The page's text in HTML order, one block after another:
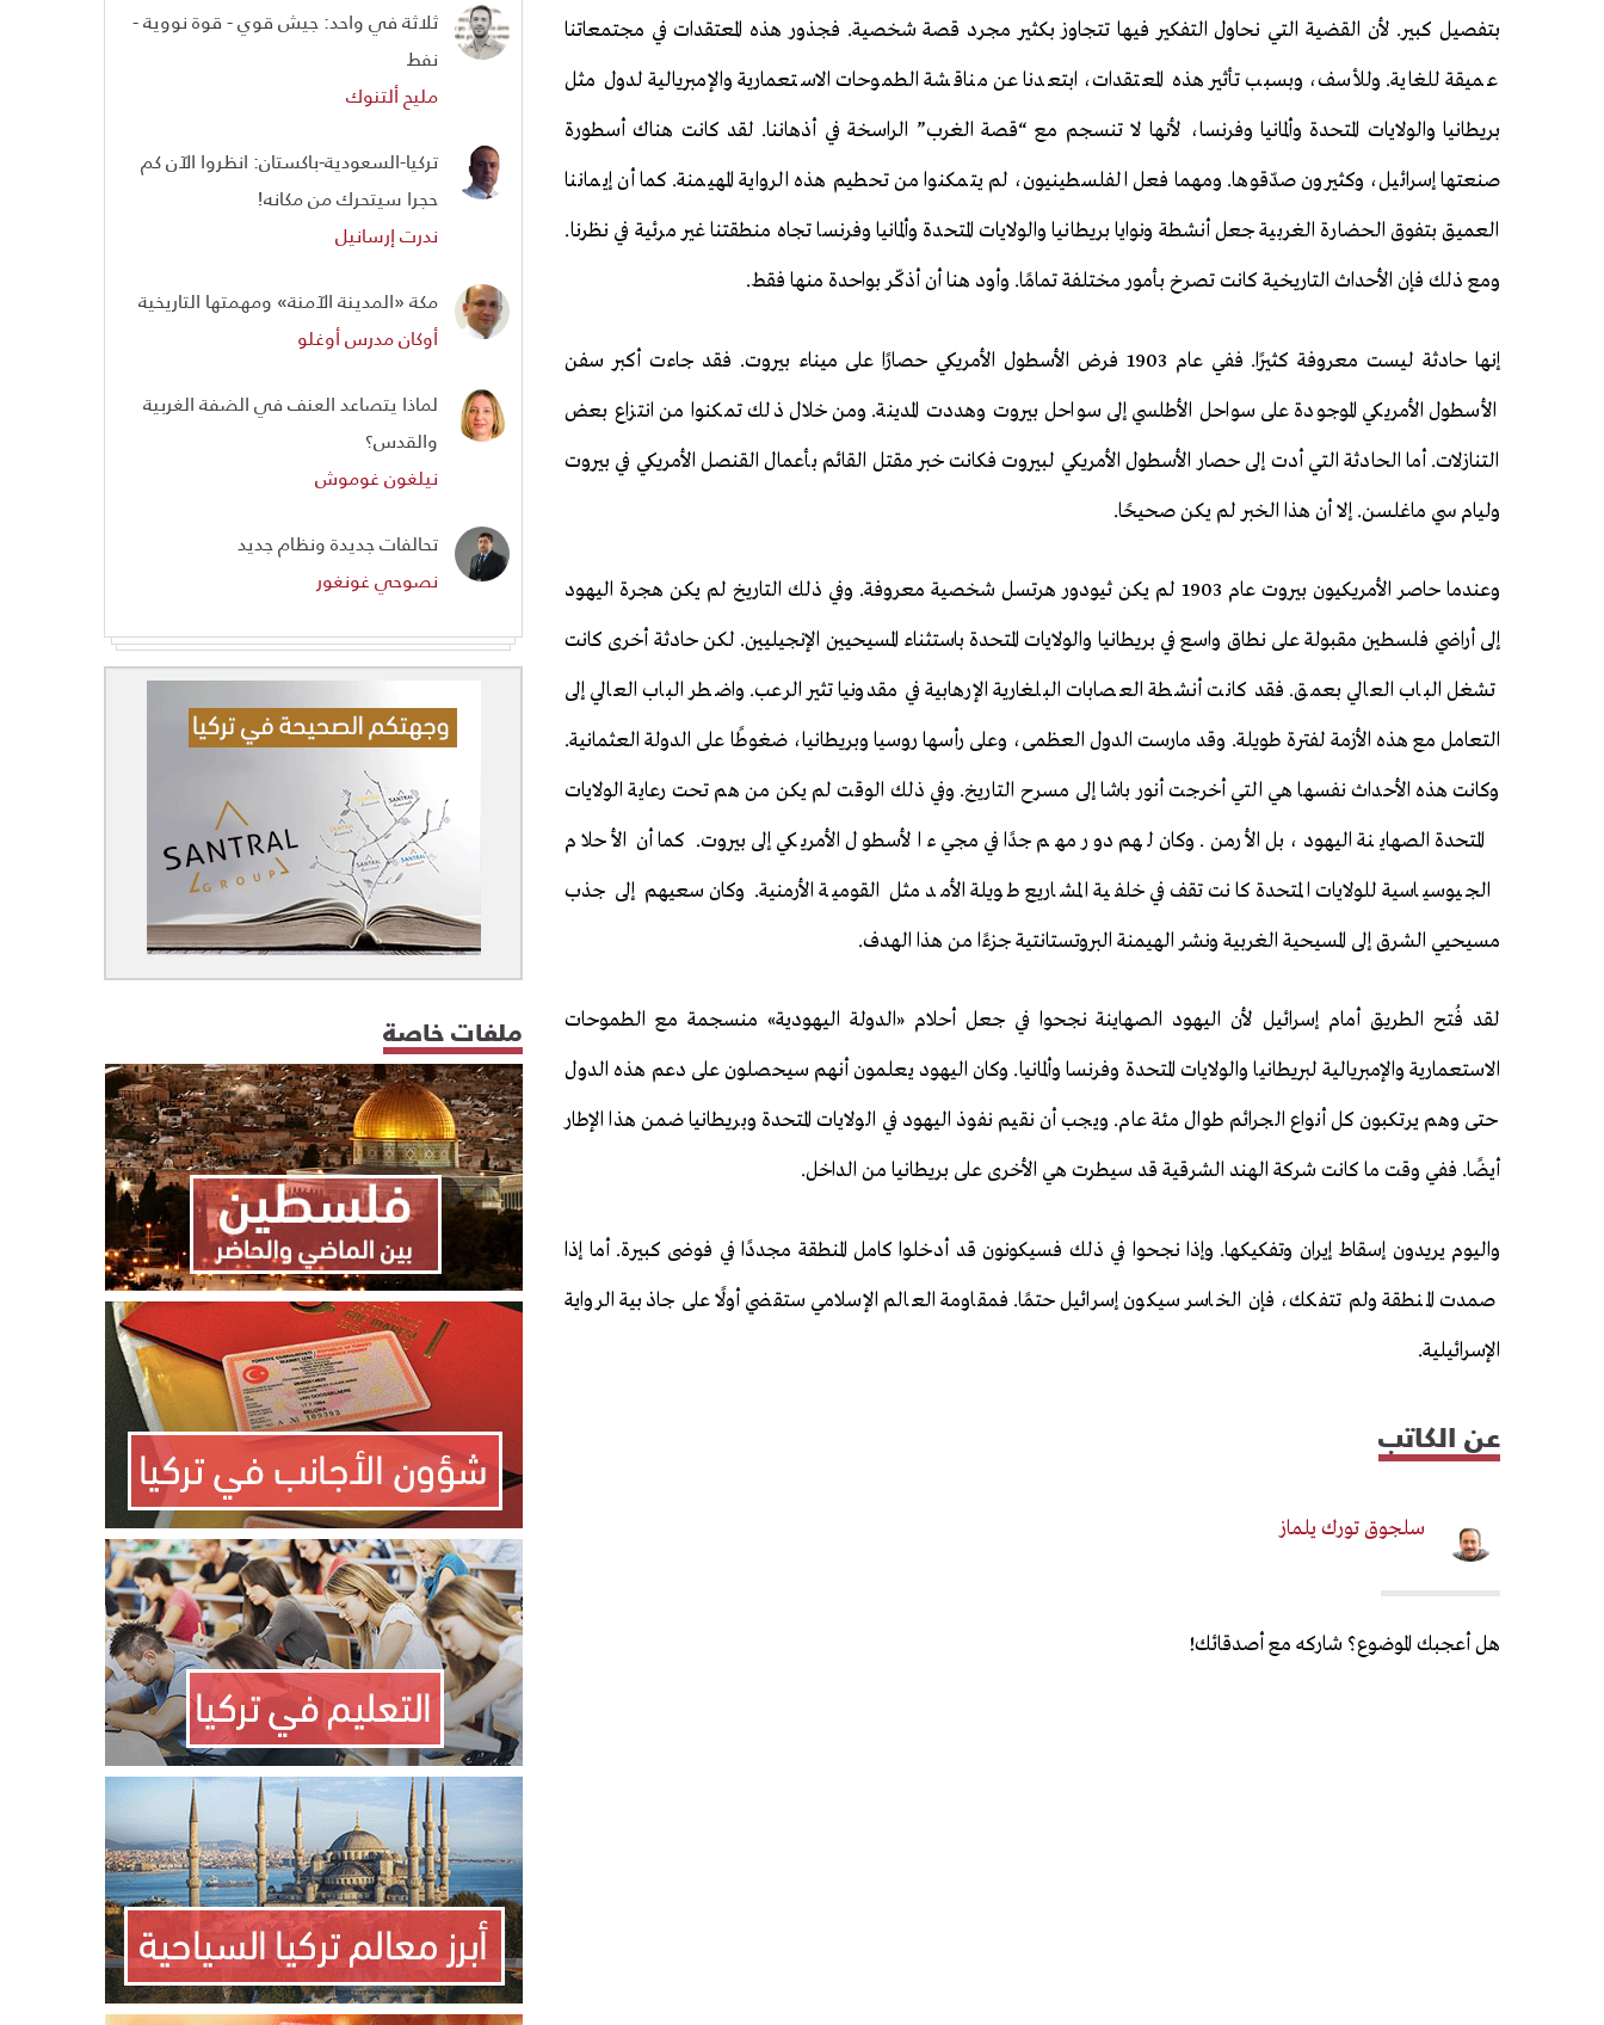
بتفصيل كبير. لأن القضية التي نحاول التفكير فيها تتجاوز بكثير مجرد قصة شخصية. فجذور هذه المعتقدات في مجتمعاتنا
عميقة للغاية. وللأسف، وبسبب تأثير هذه المعتقدات، ابتعدنا عن مناقشة الطموحات الاستعمارية والإمبريالية لدول مثل
بريطانيا والولايات المتحدة وألمانيا وفرنسا، لأنها لا تنسجم مع “قصة الغرب” الراسخة في أذهاننا. لقد كانت هناك أسطورة
صنعتها إسرائيل، وكثيرون صدّقوها. ومهما فعل الفلسطينيون، لم يتمكنوا من تحطيم هذه الرواية المهيمنة. كما أن إيماننا
العميق بتفوق الحضارة الغربية جعل أنشطة ونوايا بريطانيا والولايات المتحدة وألمانيا وفرنسا تجاه منطقتنا غير مرئية في نظرنا.
ومع ذلك فإن الأحداث التاريخية كانت تصرخ بأمور مختلفة تمامًا. وأود هنا أن أذكّر بواحدة منها فقط.
إنها حادثة ليست معروفة كثيرًا. ففي عام 1903 فرض الأسطول الأمريكي حصارًا على ميناء بيروت. فقد جاءت أكبر سفن
الأسطول الأمريكي الموجودة على سواحل الأطلسي إلى سواحل بيروت وهددت المدينة. ومن خلال ذلك تمكنوا من انتزاع بعض
التنازلات. أما الحادثة التي أدت إلى حصار الأسطول الأمريكي لبيروت فكانت خبر مقتل القائم بأعمال القنصل الأمريكي في بيروت
وليام سي ماغلسن. إلا أن هذا الخبر لم يكن صحيحًا.
وعندما حاصر الأمريكيون بيروت عام 1903 لم يكن ثيودور هرتسل شخصية معروفة. وفي ذلك التاريخ لم يكن هجرة اليهود
إلى أراضي فلسطين مقبولة على نطاق واسع في بريطانيا والولايات المتحدة باستثناء المسيحيين الإنجيليين. لكن حادثة أخرى كانت
تشغل الباب العالي بعمق. فقد كانت أنشطة العصابات البلغارية الإرهابية في مقدونيا تثير الرعب. واضطر الباب العالي إلى
التعامل مع هذه الأزمة لفترة طويلة. وقد مارست الدول العظمى، وعلى رأسها روسيا وبريطانيا، ضغوطًا على الدولة العثمانية.
وكانت هذه الأحداث نفسها هي التي أخرجت أنور باشا إلى مسرح التاريخ. وفي ذلك الوقت لم يكن من هم تحت رعاية الولايات
المتحدة الصهاينة اليهود، بل الأرمن. وكان لهم دور مهم جدًا في مجيء الأسطول الأمريكي إلى بيروت. كما أن الأحلام
الجيوسياسية للولايات المتحدة كانت تقف في خلفية المشاريع طويلة الأمد مثل القومية الأرمنية. وكان سعيهم إلى جذب
مسيحيي الشرق إلى المسيحية الغربية ونشر الهيمنة البروتستانتية جزءًا من هذا الهدف.
لقد فُتح الطريق أمام إسرائيل لأن اليهود الصهاينة نجحوا في جعل أحلام «الدولة اليهودية» منسجمة مع الطموحات
الاستعمارية والإمبريالية لبريطانيا والولايات المتحدة وفرنسا وألمانيا. وكان اليهود يعلمون أنهم سيحصلون على دعم هذه الدول
حتى وهم يرتكبون كل أنواع الجرائم طوال مئة عام. ويجب أن نقيم نفوذ اليهود في الولايات المتحدة وبريطانيا ضمن هذا الإطار
أيضًا. ففي وقت ما كانت شركة الهند الشرقية قد سيطرت هي الأخرى على بريطانيا من الداخل.
واليوم يريدون إسقاط إيران وتفكيكها. وإذا نجحوا في ذلك فسيكونون قد أدخلوا كامل المنطقة مجددًا في فوضى كبيرة. أما إذا
صمدت المنطقة ولم تتفكك، فإن الخاسر سيكون إسرائيل حتمًا. فمقاومة العالم الإسلامي ستقضي أولًا على جاذبية الرواية
الإسرائيلية.
عن الكاتب
سلجوق تورك يلماز
هل أعجبك الموضوع؟ شاركه مع أصدقائك!
ثلاثة في واحد: جيش قوي - قوة نووية -
نفط
مليح ألتنوك
تركيا-السعودية-باكستان: انظروا الآن كم
حجرا سيتحرك من مكانه!
ندرت إرسانيل
مكة «المدينة الآمنة» ومهمتها التاريخية
أوكان مدرس أوغلو
لماذا يتصاعد العنف في الضفة الغربية
والقدس؟
نيلغون غوموش
تحالفات جديدة ونظام جديد
نصوحي غونغور
ملفات خاصة